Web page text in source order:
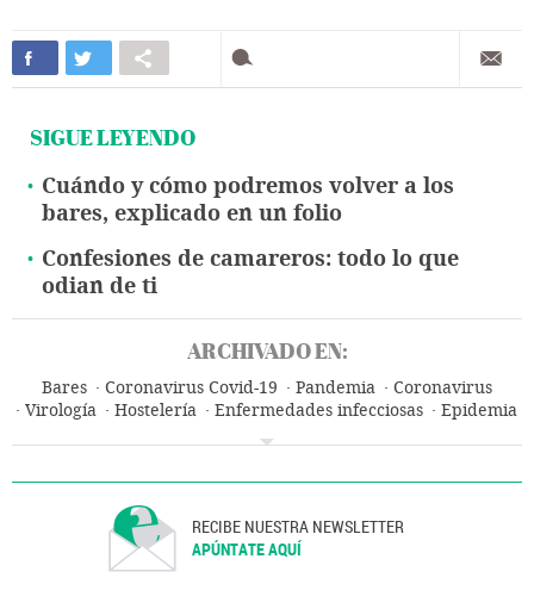
SIGUE LEYENDO
Cuándo y cómo podremos volver a los
bares, explicado en un folio
Confesiones de camareros: todo lo que
odian de ti
ARCHIVADO EN:
Bares Coronavirus Covid-19 Pandemia
Coronavirus
Virología
Hostelería Enfermedades infecciosas
Epidemia
RECIBE NUESTRA NEWSLETTER
APÚNTATE AQUÍ